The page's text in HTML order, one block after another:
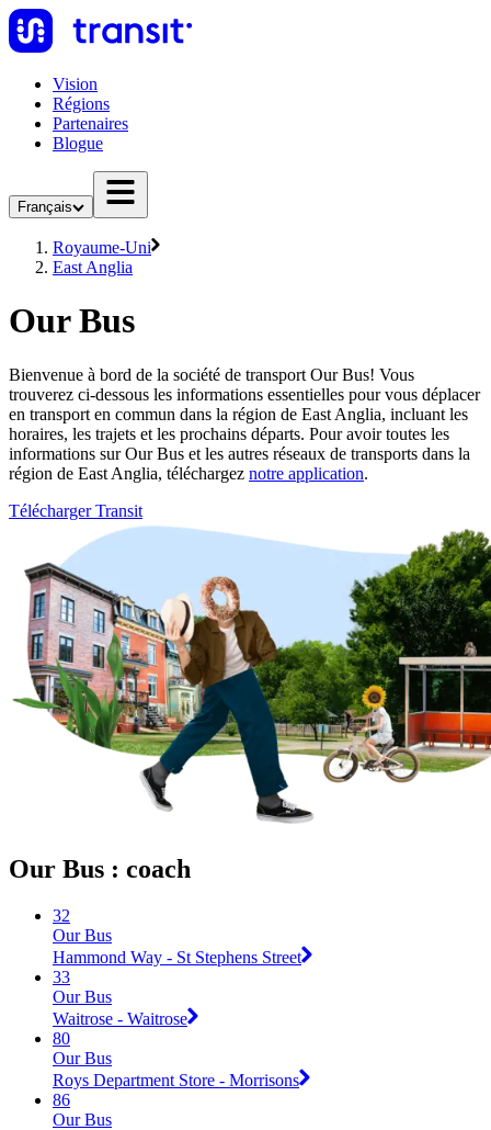
Vision
Régions
Partenaires
Blogue
Français
Royaume-Uni
East Anglia
Our Bus
Bienvenue à bord de la société de transport Our Bus! Vous
trouverez ci-dessous les informations essentielles pour vous déplacer
en transport en commun dans la région de East Anglia, incluant les
horaires, les trajets et les prochains départs. Pour avoir toutes les
informations sur Our Bus et les autres réseaux de transports dans la
région de East Anglia, téléchargez notre application.
Télécharger Transit
Our Bus : coach
32
Our Bus
Hammond Way - St Stephens Street
33
Our Bus
Waitrose - Waitrose
80
Our Bus
Roys Department Store - Morrisons
86
Our Bus